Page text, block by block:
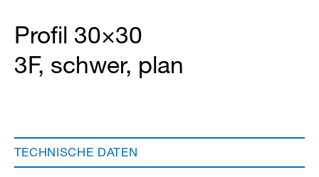
Profil 30×30
3F, schwer, plan
TECHNISCHE DATEN